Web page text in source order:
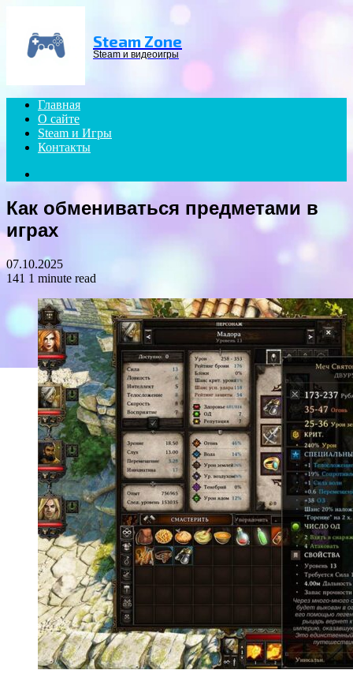
Steam Zone
Steam и видеоигры
Главная
О сайте
Steam и Игры
Контакты
Как обмениваться предметами в
играх
07.10.2025
141 1 minute read